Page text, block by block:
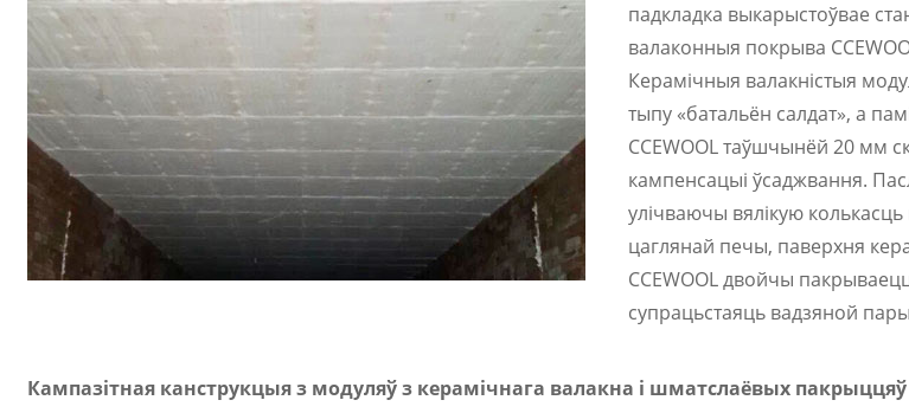
падкладка выкарыстоўвае
валаконныя покрыва
Керамічныя валакністыя
тыпу «батальён салдат», а
CCEWOOL таўшчынёй 20 мм
кампенсацыі ўсаджвання.
улічваючы вялікую
цаглянай печы, паверхня
CCEWOOL двойчы
супрацьстаяць вадзяной пары
Кампазітная канструкцыя з модуляў з керамічнага валакна і шматслаёвых